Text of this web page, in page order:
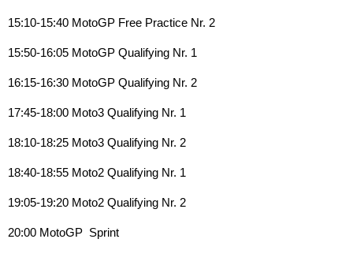
15:10-15:40 MotoGP Free Practice Nr. 2
15:50-16:05 MotoGP Qualifying Nr. 1
16:15-16:30 MotoGP Qualifying Nr. 2
17:45-18:00 Moto3 Qualifying Nr. 1
18:10-18:25 Moto3 Qualifying Nr. 2
18:40-18:55 Moto2 Qualifying Nr. 1
19:05-19:20 Moto2 Qualifying Nr. 2
20:00 MotoGP Sprint